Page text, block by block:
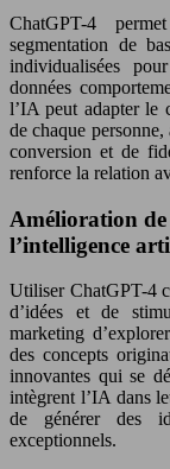
ChatGPT-4
segmentation de
individualisées
données
l’IA peut adapter le
de chaque personne,
conversion et de
renforce la relation
Amélioration
l’intelligence
Utiliser ChatGPT-4
d’idées et de
marketing
des concepts
innovantes qui se
intègrent l’IA dans
de générer des
exceptionnels.